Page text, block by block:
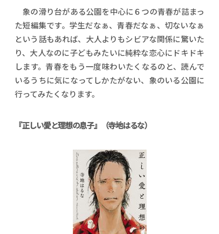
象の滑り台がある公園を中心に６つの青春が詰まっ
た短編集です。学生だなぁ、青春だなぁ、切ないなぁ
という話もあれば、大人よりもシビアな関係に驚いた
り、大人なのに子どもみたいに純粋な恋心にドキドキ
します。青春をもう一度味わいたくなるのと、読んで
いるうちに気になってしかたがない、象のいる公園に
行ってみたくなります。
『正しい愛と理想の息子』（寺地はるな）